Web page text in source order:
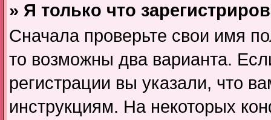
» Я только что
Сначала проверьте свои имя
то возможны два варианта.
регистрации вы указали, что
инструкциям. На некоторых